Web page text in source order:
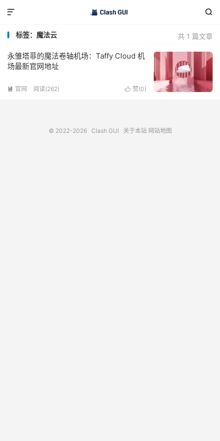


共 1 篇文章
标签：魔法云
永雏塔菲的魔法卷轴机场：Taffy Cloud 机
场最新官网地址
 赞(0)
 官网 阅读(262)
© 2022-2026 Clash GUI 关于本站 网站地图